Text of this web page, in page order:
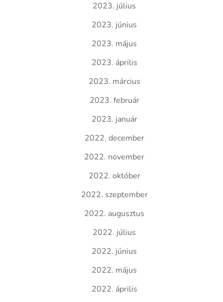
2023. július
2023. június
2023. május
2023. április
2023. március
2023. február
2023. január
2022. december
2022. november
2022. október
2022. szeptember
2022. augusztus
2022. július
2022. június
2022. május
2022. április